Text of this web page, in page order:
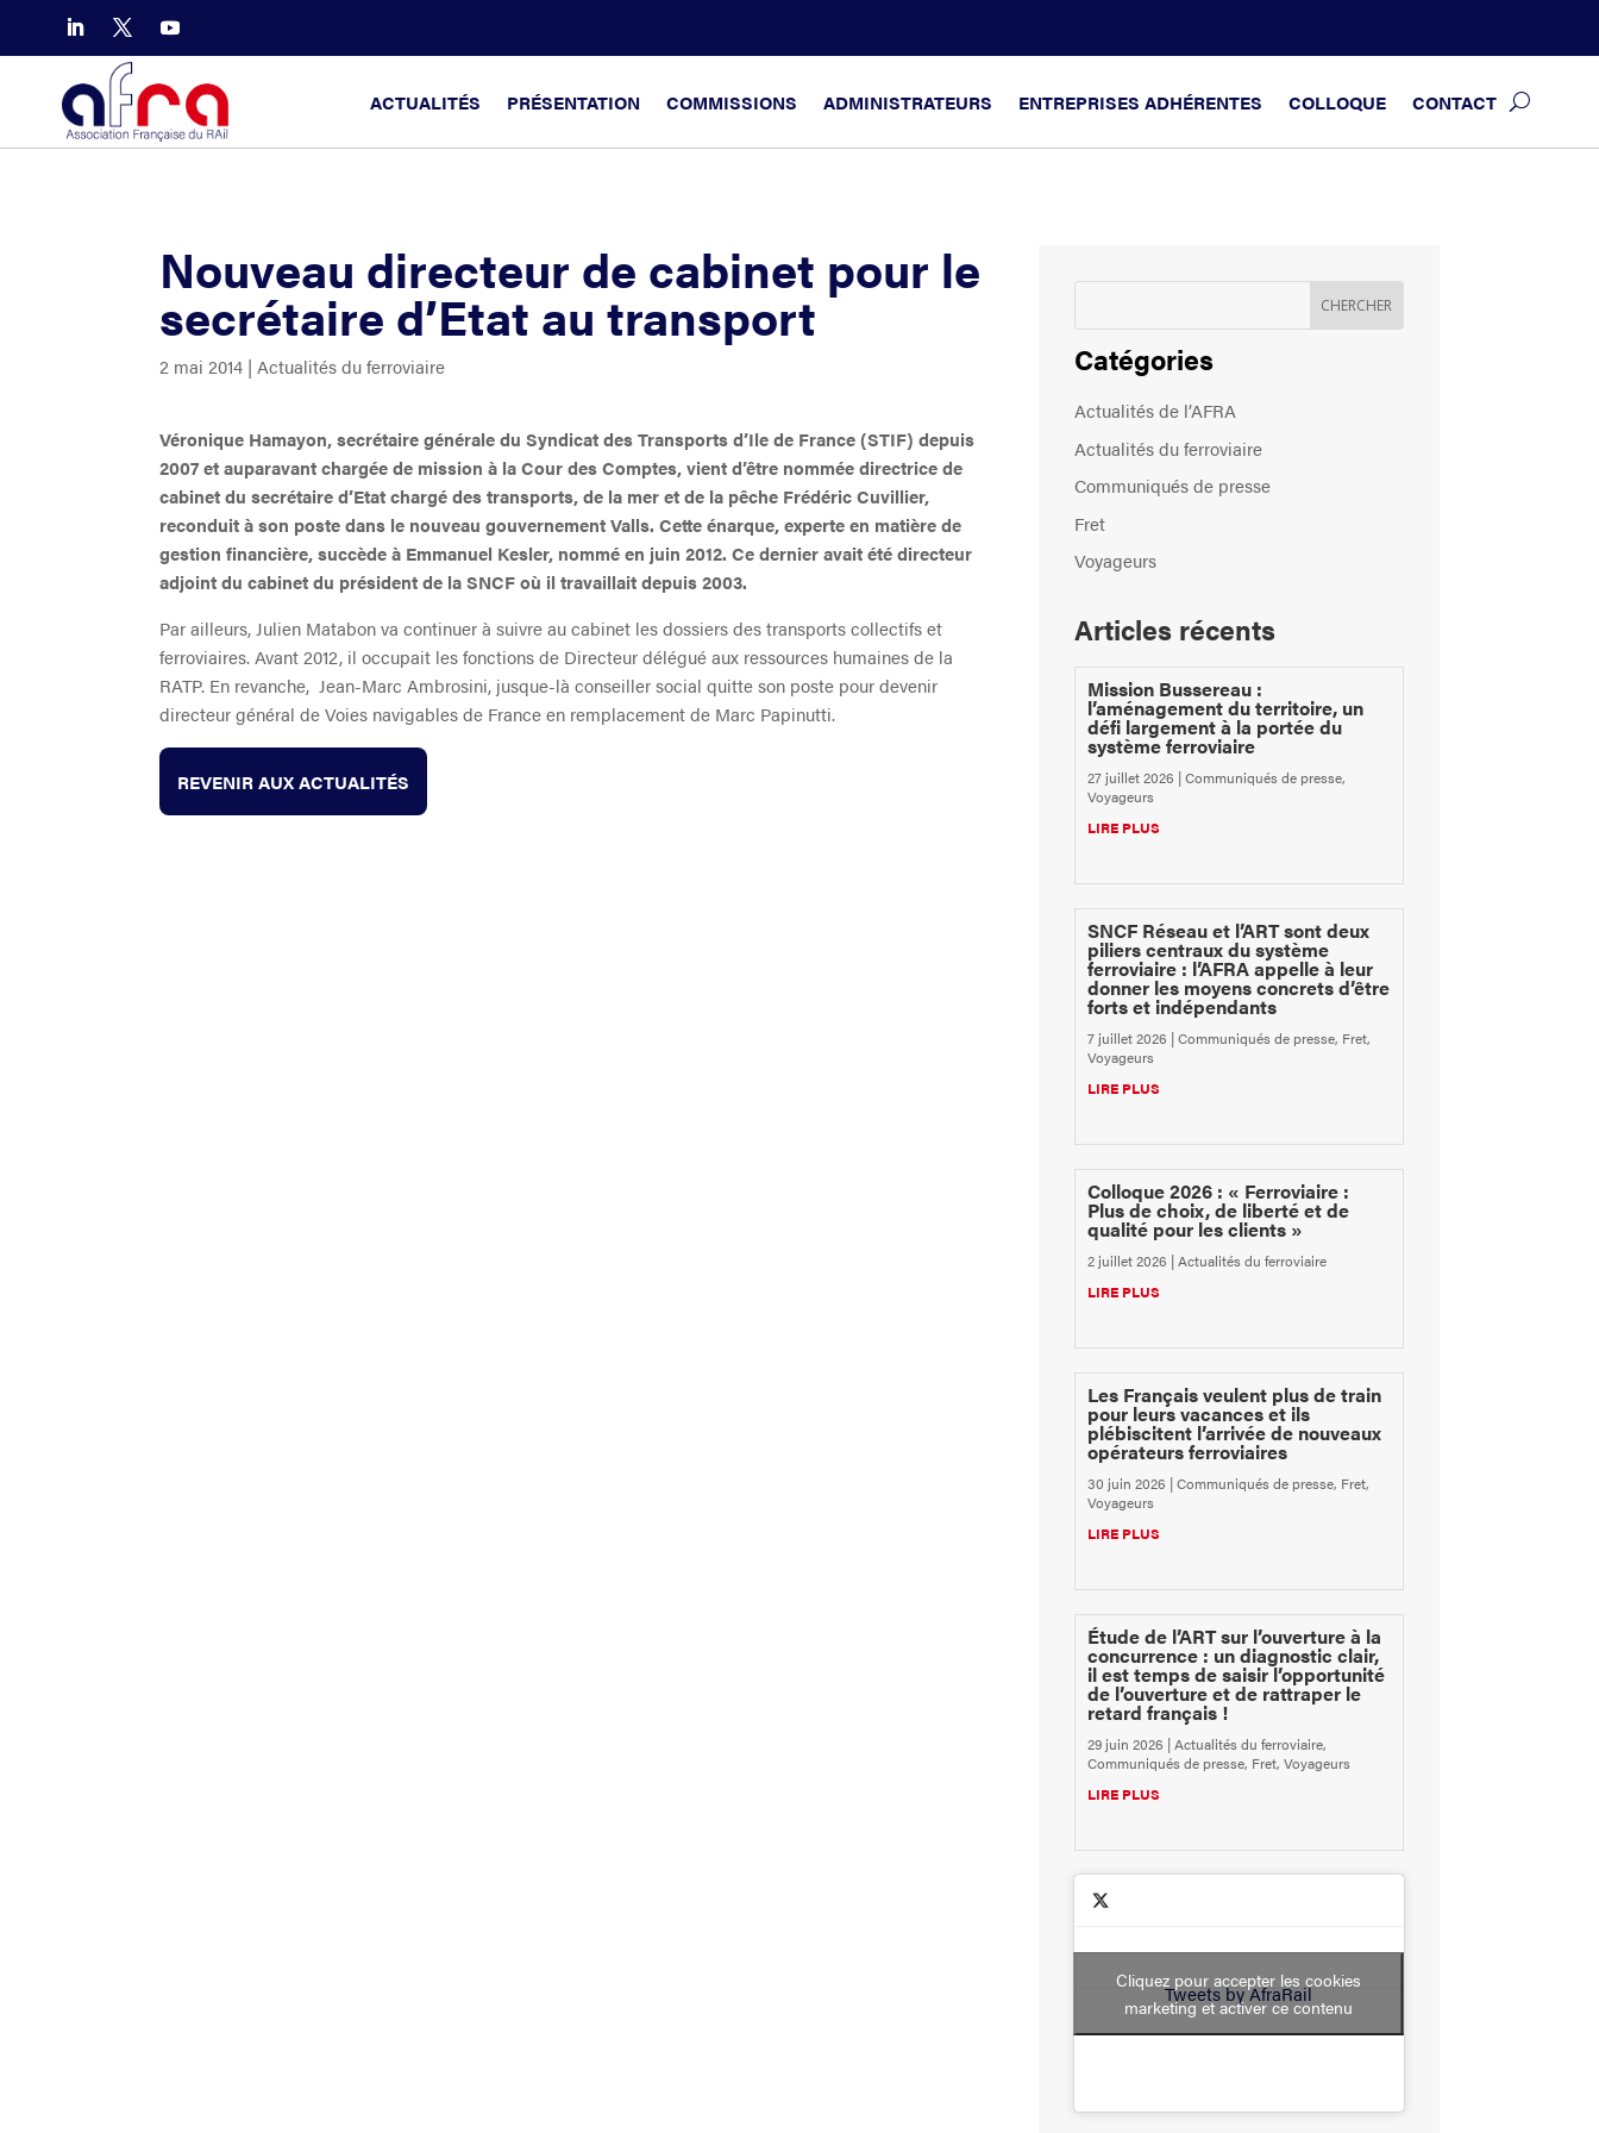
ACTUALITÉS PRÉSENTATION COMMISSIONS ADMINISTRATEURS ENTREPRISES ADHÉRENTES COLLOQUE CONTACT
Nouveau directeur de cabinet pour le
secrétaire d’Etat au transport
2 mai 2014 | Actualités du ferroviaire
Véronique Hamayon, secrétaire générale du Syndicat des Transports d’Ile de France (STIF) depuis
2007 et auparavant chargée de mission à la Cour des Comptes, vient d’être nommée directrice de
cabinet du secrétaire d’Etat chargé des transports, de la mer et de la pêche Frédéric Cuvillier,
reconduit à son poste dans le nouveau gouvernement Valls. Cette énarque, experte en matière de
gestion financière, succède à Emmanuel Kesler, nommé en juin 2012. Ce dernier avait été directeur
adjoint du cabinet du président de la SNCF où il travaillait depuis 2003.
Par ailleurs, Julien Matabon va continuer à suivre au cabinet les dossiers des transports collectifs et
ferroviaires. Avant 2012, il occupait les fonctions de Directeur délégué aux ressources humaines de la
RATP. En revanche, Jean-Marc Ambrosini, jusque-là conseiller social quitte son poste pour devenir
directeur général de Voies navigables de France en remplacement de Marc Papinutti.
REVENIR AUX ACTUALITÉS
Catégories
Actualités de l’AFRA
Actualités du ferroviaire
Communiqués de presse
Fret
Voyageurs
Articles récents
Mission Bussereau :
l’aménagement du territoire, un
défi largement à la portée du
système ferroviaire
27 juillet 2026 |Communiqués de presse,
Voyageurs
LIRE PLUS
SNCF Réseau et l’ART sont deux
piliers centraux du système
ferroviaire : l’AFRA appelle à leur
donner les moyens concrets d’être
forts et indépendants
7 juillet 2026 |Communiqués de presse, Fret,
Voyageurs
LIRE PLUS
Colloque 2026 : « Ferroviaire :
Plus de choix, de liberté et de
qualité pour les clients »
2 juillet 2026 |Actualités du ferroviaire
LIRE PLUS
Les Français veulent plus de train
pour leurs vacances et ils
plébiscitent l’arrivée de nouveaux
opérateurs ferroviaires
30 juin 2026 |Communiqués de presse, Fret,
Voyageurs
LIRE PLUS
Étude de l’ART sur l’ouverture à la
concurrence : un diagnostic clair,
il est temps de saisir l’opportunité
de l’ouverture et de rattraper le
retard français !
29 juin 2026 |Actualités du ferroviaire,
Communiqués de presse, Fret, Voyageurs
LIRE PLUS
Tweets by AfraRail
Cliquez pour accepter les cookies
marketing et activer ce contenu